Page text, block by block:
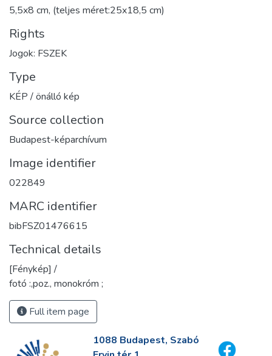
5,5x8 cm, (teljes méret:25x18,5 cm)
Rights
Jogok: FSZEK
Type
KÉP / önálló kép
Source collection
Budapest-képarchívum
Image identifier
022849
MARC identifier
bibFSZ01476615
Technical details
[Fénykép] /
fotó :,poz., monokróm ;
Full item page
1088 Budapest, Szabó